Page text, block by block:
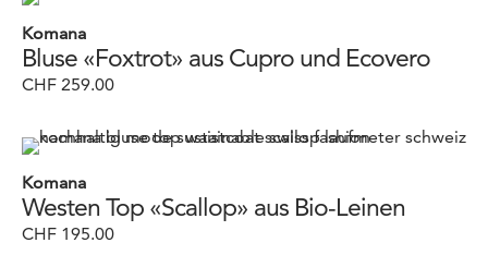
Komana
Bluse «Foxtrot» aus Cupro und Ecovero
CHF 259.00
Komana
Westen Top «Scallop» aus Bio-Leinen
CHF 195.00